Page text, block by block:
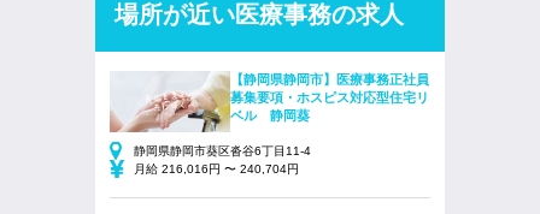
場所が近い医療事務の求人
【静岡県静岡市】医療事務正社員
募集要項・ホスピス対応型住宅リ
ベル 静岡葵
静岡県静岡市葵区沓谷6丁目11‐4
月給 216,016円 〜 240,704円